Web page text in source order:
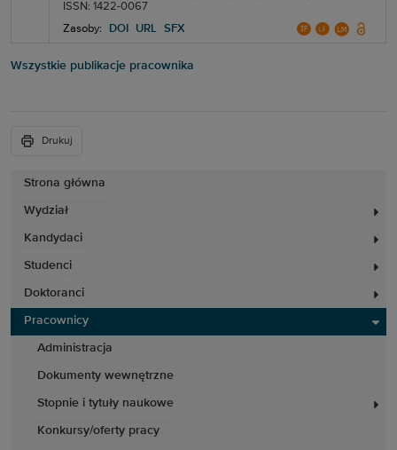
Strona główna
Wydział
Kandydaci
Studenci
Doktoranci
Pracownicy
Administracja
Dokumenty wewnętrzne
Stopnie i tytuły naukowe
Konkursy/oferty pracy
ISSN: 1422-0067
Zasoby:
DOI URL SFX
Wszystkie publikacje pracownika
Drukuj